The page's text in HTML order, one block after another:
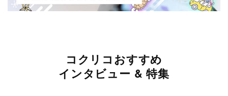
コクリコおすすめ
インタビュー & 特集